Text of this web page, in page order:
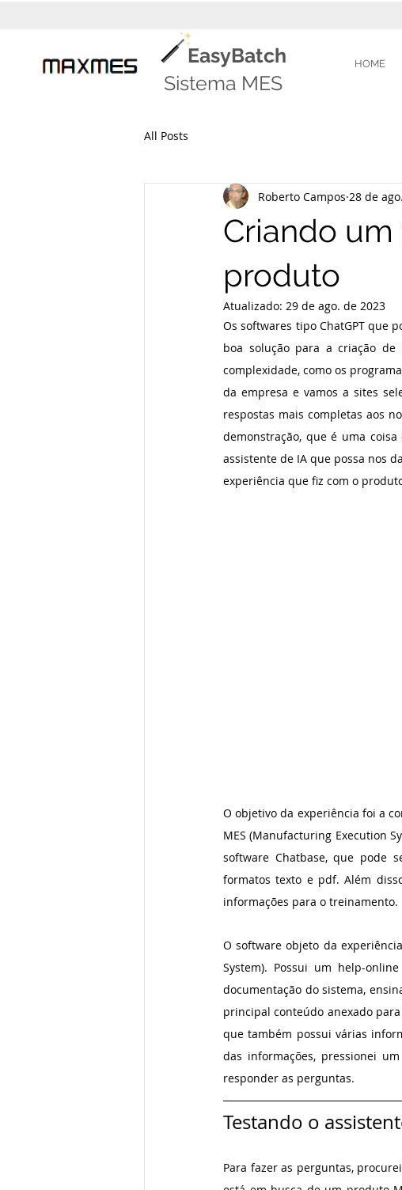
EasyBatch
Sistema MES
HOME
All Posts
Criando um
produto
Roberto Campos 28 de
Atualizado: 29 de ago. de 2023
Os softwares tipo ChatGPT que
boa solução para a criação
complexidade, como os
da empresa e vamos a sites
respostas mais completas aos
demonstração, que é uma
assistente de IA que possa nos
experiência que fiz com o
O objetivo da experiência foi a
MES (Manufacturing Execution
software Chatbase, que pode
formatos texto e pdf. Além
informações para o treinamento.
O software objeto da
System). Possui um help-
documentação do sistema,
principal conteúdo anexado
que também possui várias
das informações, pressionei
responder as perguntas.
Testando o
Para fazer as perguntas,